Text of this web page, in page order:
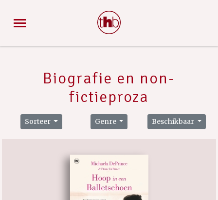
Biografie en non-
fictieproza
Sorteer Genre Beschikbaar